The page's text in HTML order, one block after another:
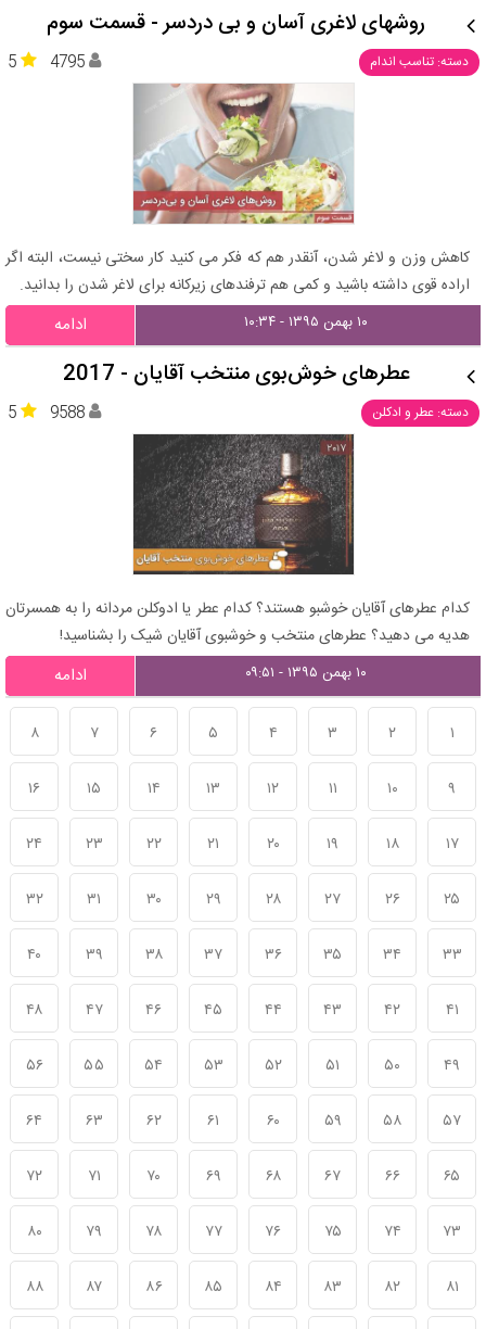
روشهای لاغری آسان و بی‌ دردسر - قسمت سوم
دسته: تناسب اندام 5 4795
کاهش وزن و لاغر شدن، آنقدر هم که فکر می کنید کار سختی نیست، البته اگر
اراده قوی داشته باشید و کمی هم ترفندهای زیرکانه برای لاغر شدن را بدانید.
۱۰ بهمن ۱۳۹۵ - ۱۰:۳۴ ادامه
عطرهای خوش‌بوی منتخب آقایان - 2017
دسته: عطر و ادکلن 5 9588
کدام عطرهای آقایان خوشبو هستند؟ کدام عطر یا ادوکلن مردانه را به همسرتان
هدیه می دهید؟ عطرهای منتخب و خوشبوی آقایان شیک را بشناسید!
۱۰ بهمن ۱۳۹۵ - ۰۹:۵۱ ادامه
۱ ۲ ۳ ۴ ۵ ۶ ۷ ۸
۹ ۱۰ ۱۱ ۱۲ ۱۳ ۱۴ ۱۵ ۱۶
۱۷ ۱۸ ۱۹ ۲۰ ۲۱ ۲۲ ۲۳ ۲۴
۲۵ ۲۶ ۲۷ ۲۸ ۲۹ ۳۰ ۳۱ ۳۲
۳۳ ۳۴ ۳۵ ۳۶ ۳۷ ۳۸ ۳۹ ۴۰
۴۱ ۴۲ ۴۳ ۴۴ ۴۵ ۴۶ ۴۷ ۴۸
۴۹ ۵۰ ۵۱ ۵۲ ۵۳ ۵۴ ۵۵ ۵۶
۵۷ ۵۸ ۵۹ ۶۰ ۶۱ ۶۲ ۶۳ ۶۴
۶۵ ۶۶ ۶۷ ۶۸ ۶۹ ۷۰ ۷۱ ۷۲
۷۳ ۷۴ ۷۵ ۷۶ ۷۷ ۷۸ ۷۹ ۸۰
۸۱ ۸۲ ۸۳ ۸۴ ۸۵ ۸۶ ۸۷ ۸۸